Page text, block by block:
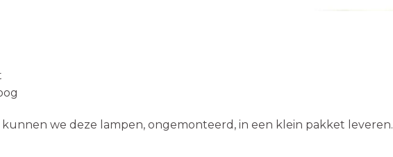
we deze lampen, ongemonteerd, in een klein pakket leveren.